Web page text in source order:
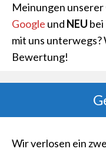
Meinungen
Google und NEU bei
mit uns unterwegs?
Bewertung!
Wir verlosen ein